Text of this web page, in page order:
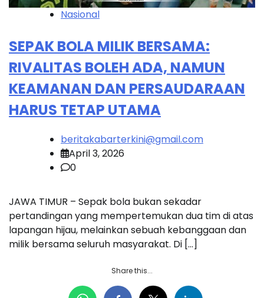
Nasional
SEPAK BOLA MILIK BERSAMA:
RIVALITAS BOLEH ADA, NAMUN
KEAMANAN DAN PERSAUDARAAN
HARUS TETAP UTAMA
beritakabarterkini@gmail.com
April 3, 2026
0
JAWA TIMUR – Sepak bola bukan sekadar
pertandingan yang mempertemukan dua tim di atas
lapangan hijau, melainkan sebuah kebanggaan dan
milik bersama seluruh masyarakat. Di […]
Share this...